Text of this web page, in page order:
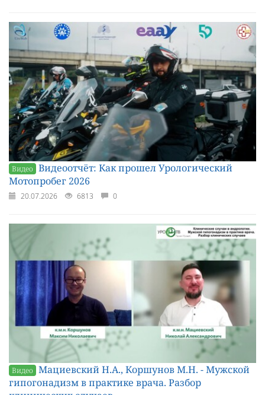
Видео Видеоотчёт: Как прошел Урологический
Мотопробег 2026
20.07.2026 6813 0
Видео Мациевский Н.А., Коршунов М.Н. - Мужской
гипогонадизм в практике врача. Разбор